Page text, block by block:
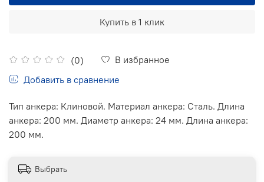
(0)
В избранное
Добавить в сравнение
Купить в 1 клик
Тип анкера: Клиновой. Материал анкера: Сталь. Длина
анкера: 200 мм. Диаметр анкера: 24 мм. Длина анкера:
200 мм.
Выбрать